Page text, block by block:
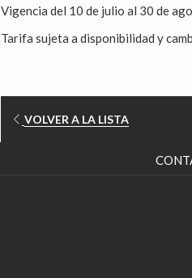
Vigencia del 10 de julio al 30 de
Tarifa sujeta a disponibilidad y
VOLVER A LA LISTA